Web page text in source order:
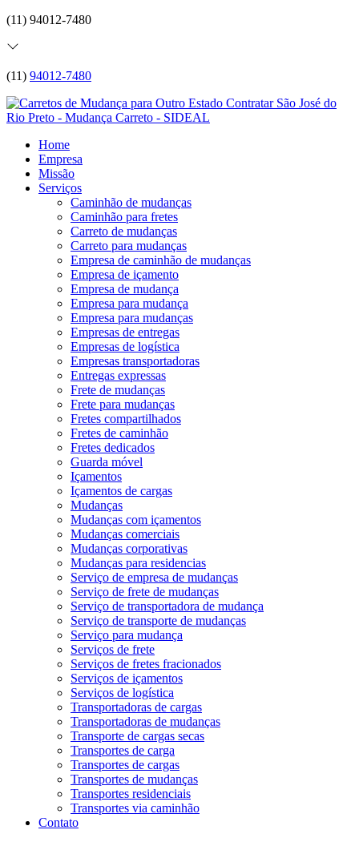
(11) 94012-7480
(11) 94012-7480
Home
Empresa
Missão
Serviços
Caminhão de mudanças
Caminhão para fretes
Carreto de mudanças
Carreto para mudanças
Empresa de caminhão de mudanças
Empresa de içamento
Empresa de mudança
Empresa para mudança
Empresa para mudanças
Empresas de entregas
Empresas de logística
Empresas transportadoras
Entregas expressas
Frete de mudanças
Frete para mudanças
Fretes compartilhados
Fretes de caminhão
Fretes dedicados
Guarda móvel
Içamentos
Içamentos de cargas
Mudanças
Mudanças com içamentos
Mudanças comerciais
Mudanças corporativas
Mudanças para residencias
Serviço de empresa de mudanças
Serviço de frete de mudanças
Serviço de transportadora de mudança
Serviço de transporte de mudanças
Serviço para mudança
Serviços de frete
Serviços de fretes fracionados
Serviços de içamentos
Serviços de logística
Transportadoras de cargas
Transportadoras de mudanças
Transporte de cargas secas
Transportes de carga
Transportes de cargas
Transportes de mudanças
Transportes residenciais
Transportes via caminhão
Contato